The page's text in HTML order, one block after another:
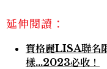
延伸閱讀：
寶格麗LISA聯名
樣…2023必收！